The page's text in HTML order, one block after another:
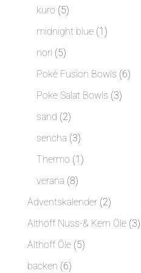
kuro 55
Produkte
midnight blue 1 1
nori 55
Produkte
Pokè Fusion Bowls 66
Poke Salat Bowls 33
sand 22
Produkte
sencha 33
Produkte
Thermo 1 1
verana 88
Produkte
Adventskalender 22
Produkte
Althoff Nuss-& Kern Öle 33
Althoff Öle 55
backen 66